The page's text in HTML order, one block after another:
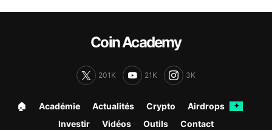
Coin Academy
201K 21K 3K
🏠︎ Académie Actualités Crypto Airdrops ✦
Investir Vidéos Outils Contact